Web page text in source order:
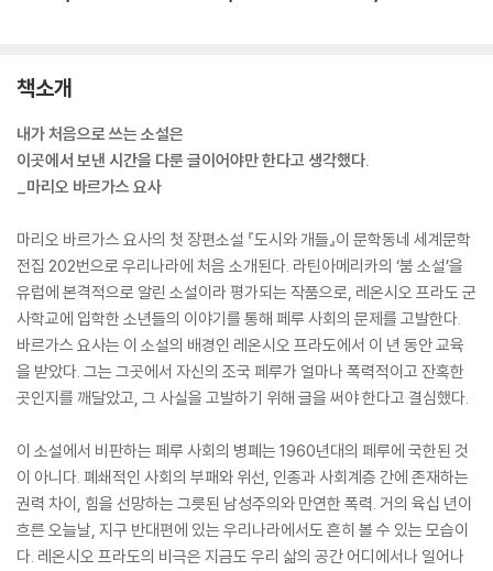
책소개
내가 처음으로 쓰는 소설은
이곳에서 보낸 시간을 다룬 글이어야만 한다고 생각했다.
_마리오 바르가스 요사
마리오 바르가스 요사의 첫 장편소설 『도시와 개들』이 문학동네 세계문학
전집 202번으로 우리나라에 처음 소개된다. 라틴아메리카의 ‘붐 소설’을
유럽에 본격적으로 알린 소설이라 평가되는 작품으로, 레온시오 프라도 군
사학교에 입학한 소년들의 이야기를 통해 페루 사회의 문제를 고발한다.
바르가스 요사는 이 소설의 배경인 레온시오 프라도에서 이 년 동안 교육
을 받았다. 그는 그곳에서 자신의 조국 페루가 얼마나 폭력적이고 잔혹한
곳인지를 깨달았고, 그 사실을 고발하기 위해 글을 써야 한다고 결심했다.
이 소설에서 비판하는 페루 사회의 병폐는 1960년대의 페루에 국한된 것
이 아니다. 폐쇄적인 사회의 부패와 위선, 인종과 사회계층 간에 존재하는
권력 차이, 힘을 선망하는 그릇된 남성주의와 만연한 폭력. 거의 육십 년이
흐른 오늘날, 지구 반대편에 있는 우리나라에서도 흔히 볼 수 있는 모습이
다. 레온시오 프라도의 비극은 지금도 우리 삶의 공간 어디에서나 일어나